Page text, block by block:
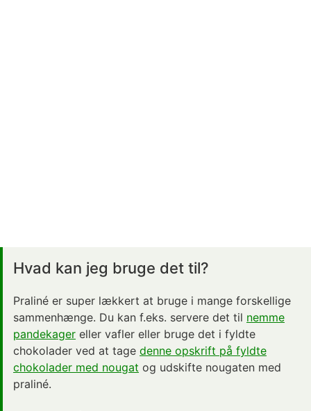
Hvad kan jeg bruge det til?
Praliné er super lækkert at bruge i mange forskellige
sammenhænge. Du kan f.eks. servere det til nemme
pandekager eller vafler eller bruge det i fyldte
chokolader ved at tage denne opskrift på fyldte
chokolader med nougat og udskifte nougaten med
praliné.